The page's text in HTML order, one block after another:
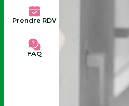
Prendre RDV
FAQ